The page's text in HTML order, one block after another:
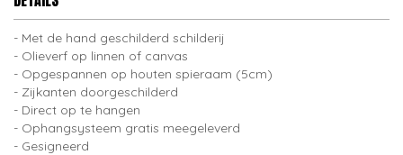
Met de hand geschilderd schilderij
Olieverf op linnen of canvas
Opgespannen op houten spieraam (5cm)
Zijkanten doorgeschilderd
Direct op te hangen
Ophangsysteem gratis meegeleverd
Gesigneerd